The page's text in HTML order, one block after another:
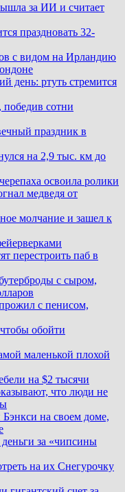
за ИИ и считает
праздновать 32-
с видом на Ирландию
день: ртуть стремится
победив сотни
праздник в
на 2,9 тыс. км до
освоила ролики
медведя от
молчание и зашел к
перестроить паб в
с сыром,
с пенисом,
обойти
маленькой плохой
на $2 тысячи
что люди не
на своем доме,
за «чипсины
на их Снегурочку